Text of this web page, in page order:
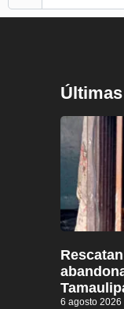
6 agosto 2026